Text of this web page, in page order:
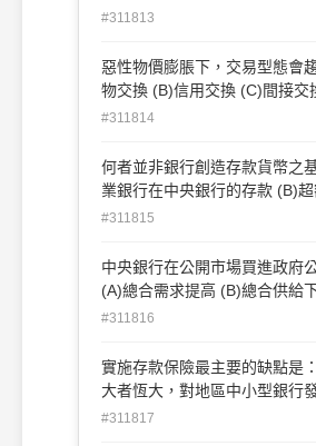
存款 (D)皮夾中的零錢
#311813
惡性物價膨脹下，交易型態會
物交換 (B)信用交換 (C)間接交
體交換
#311814
何者並非銀行創造存款貨幣之
業銀行在中央銀行的存款 (B)
(C)持有之公司債 (D)商業銀行
#311815
中央銀行在公開市場買進政府
(A)總合需求提高 (B)總合供給
下跌 (D)民間對耐久財購買的增
#311816
實施存款保險最主要的缺點是
大者恆大，對地區中小型銀行
使銀行與銀行間業務競爭更為
#311817